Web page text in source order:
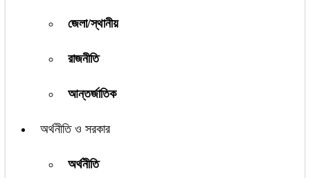
জেলা/স্থানীয়
রাজনীতি
আন্তর্জাতিক
অর্থনীতি ও সরকার
অর্থনীতি